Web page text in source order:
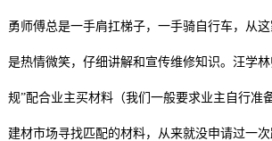
勇师傅总是一手肩扛梯子，一手骑自行车，从
是热情微笑，仔细讲解和宣传维修知识。汪学
规”配合业主买材料（我们一般要求业主自行准
建材市场寻找匹配的材料，从来就没申请过一